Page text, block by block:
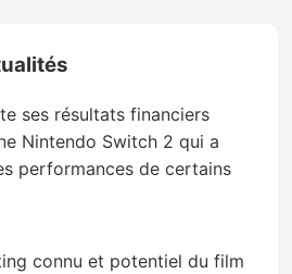
ses résultats financiers
Nintendo Switch 2 qui a
performances de certains
connu et potentiel du film